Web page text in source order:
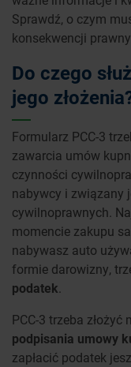
Sprawdź, o czym
konsekwencji
Do czego
jego
Formularz PCC-3
zawarcia umów
czynności
nabywcy i związany
cywilnoprawnych.
momencie zakupu
nabywasz auto
formie darowizny,
podatek.
PCC-3 trzeba
podpisania umowy
zapłacić podatek